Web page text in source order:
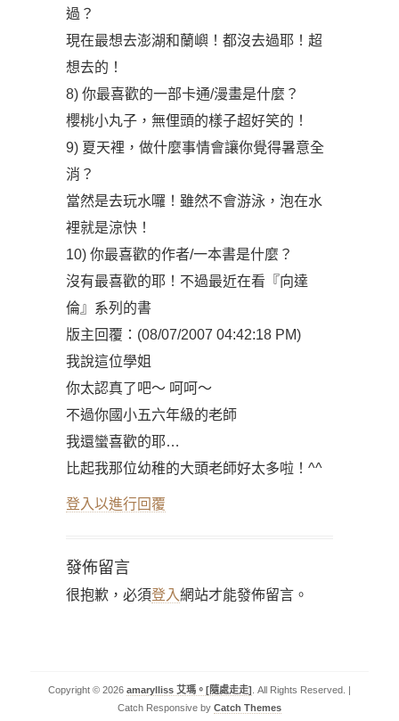
過？
現在最想去澎湖和蘭嶼！都沒去過耶！超
想去的！
8) 你最喜歡的一部卡通/漫畫是什麼？
櫻桃小丸子，無俚頭的樣子超好笑的！
9) 夏天裡，做什麼事情會讓你覺得暑意全
消？
當然是去玩水囉！雖然不會游泳，泡在水
裡就是涼快！
10) 你最喜歡的作者/一本書是什麼？
沒有最喜歡的耶！不過最近在看『向達
倫』系列的書
版主回覆：(08/07/2007 04:42:18 PM)
我說這位學姐
你太認真了吧～ 呵呵～
不過你國小五六年級的老師
我還蠻喜歡的耶…
比起我那位幼稚的大頭老師好太多啦！^^
登入以進行回覆
發佈留言
很抱歉，必須登入網站才能發佈留言。
Copyright © 2026 amarylliss 艾瑪。[隨處走走] . All Rights Reserved. |
Catch Responsive by Catch Themes